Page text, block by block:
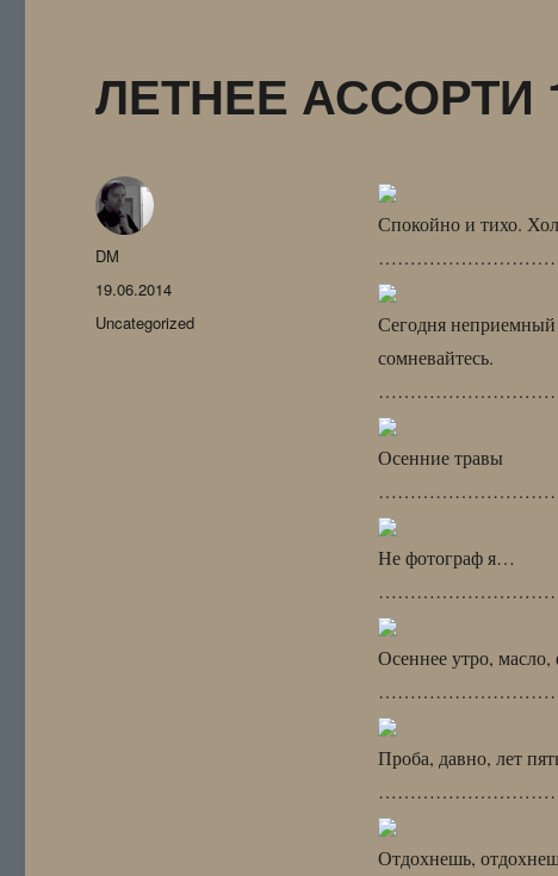
ЛЕТНЕЕ АССОРТИ
Спокойно и тихо.
Сегодня неприемный
сомневайтесь.
Осенние травы
Не фотограф я…
Осеннее утро, масло,
Проба, давно, лет
Отдохнешь,
Автор
DM
Опубликовано
19.06.2014
Рубрики
Uncategorized